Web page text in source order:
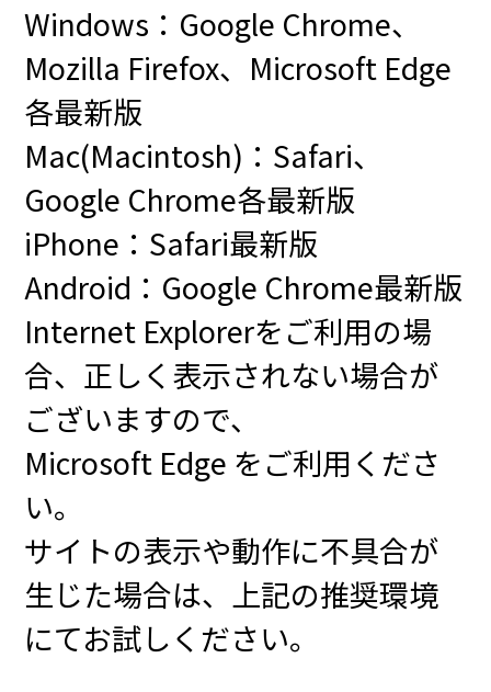
Windows：Google Chrome、
Mozilla Firefox、Microsoft Edge
各最新版
Mac(Macintosh)：Safari、
Google Chrome各最新版
iPhone：Safari最新版
Android：Google Chrome最新版
Internet Explorerをご利用の場
合、正しく表示されない場合が
ございますので、
Microsoft Edge をご利用くださ
い。
サイトの表示や動作に不具合が
生じた場合は、上記の推奨環境
にてお試しください。